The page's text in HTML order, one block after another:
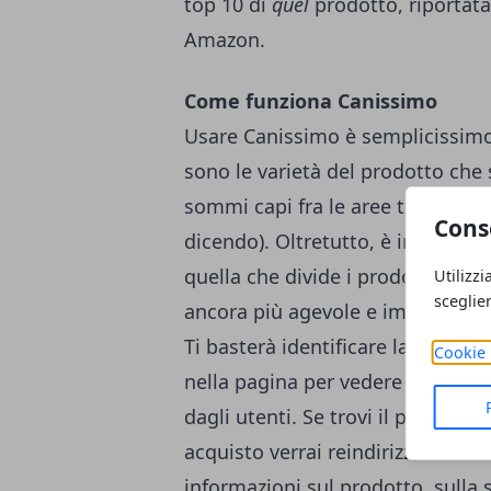
Cookie
Amazon.
Come funziona Canissimo
Usare Canissimo è
sono le varietà del prodotto
sommi capi fra le aree
dicendo). Oltretutto, è in fase di
quella che divide i prodotti
ancora più agevole e immediato
Ti basterà identificare la
nella pagina per vedere quali
dagli utenti. Se trovi il prodotto
acquisto verrai reindirizzato